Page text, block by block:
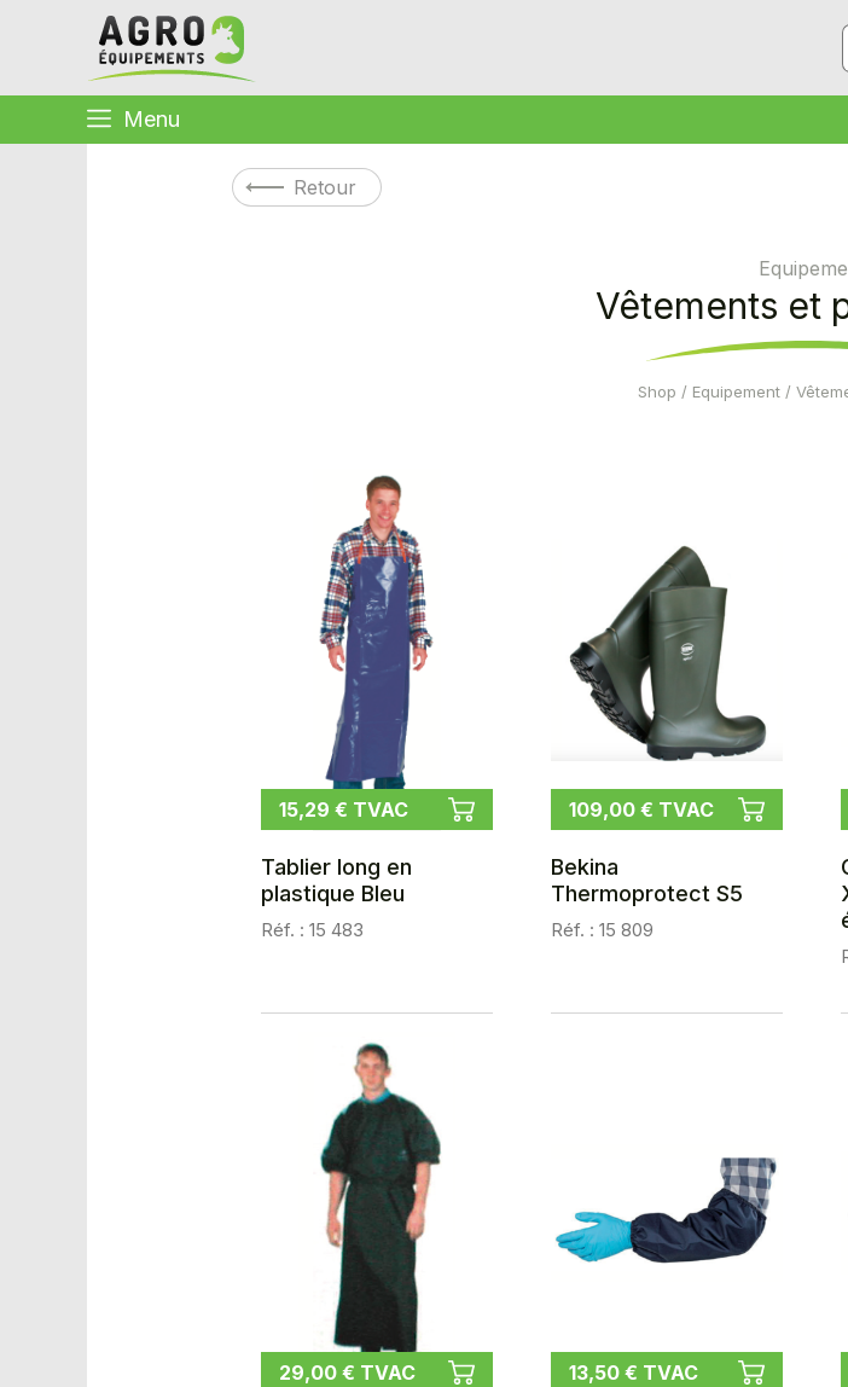
Menu
Retour
Vêtements et
Shop / Equipement /
15,29 € TVAC
Tablier long en
plastique Bleu
Réf. : 15 483
109,00 € TVAC
Bekina
Thermoprotect S5
Réf. : 15 809
29,00 € TVAC 13,50 € TVAC